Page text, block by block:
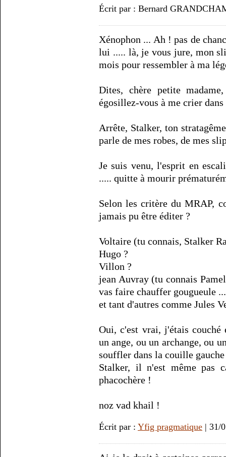
Écrit par : Bernard
Xénophon ... Ah ! pas de
lui ..... là, je vous jure, mon
mois pour ressembler à ma
Dites, chère petite
égosillez-vous à me crier dans
Arrête, Stalker, ton
parle de mes robes, de mes
Je suis venu, l'esprit en
..... quitte à mourir
Selon les critère du MRAP,
jamais pu être éditer ?
Voltaire (tu connais, Stalker
Hugo ?
Villon ?
jean Auvray (tu connais
vas faire chauffer gougueule
et tant d'autres comme Jules
Oui, c'est vrai, j'étais couché
un ange, ou un archange, ou
souffler dans la couille
Stalker, il n'est même pas
phacochère !
noz vad khail !
Écrit par : Yfig pragmatique | 31/